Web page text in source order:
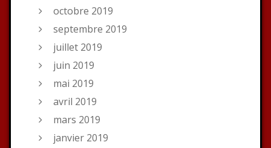
octobre 2019
septembre 2019
juillet 2019
juin 2019
mai 2019
avril 2019
mars 2019
janvier 2019